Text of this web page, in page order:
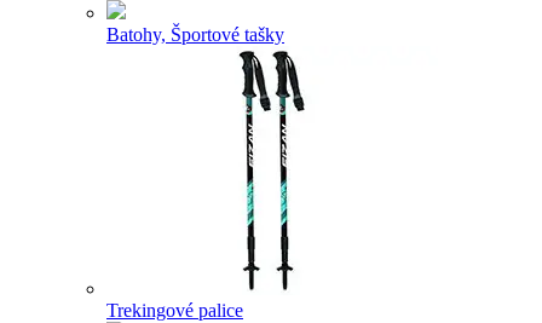
Batohy, Športové tašky
Trekingové palice